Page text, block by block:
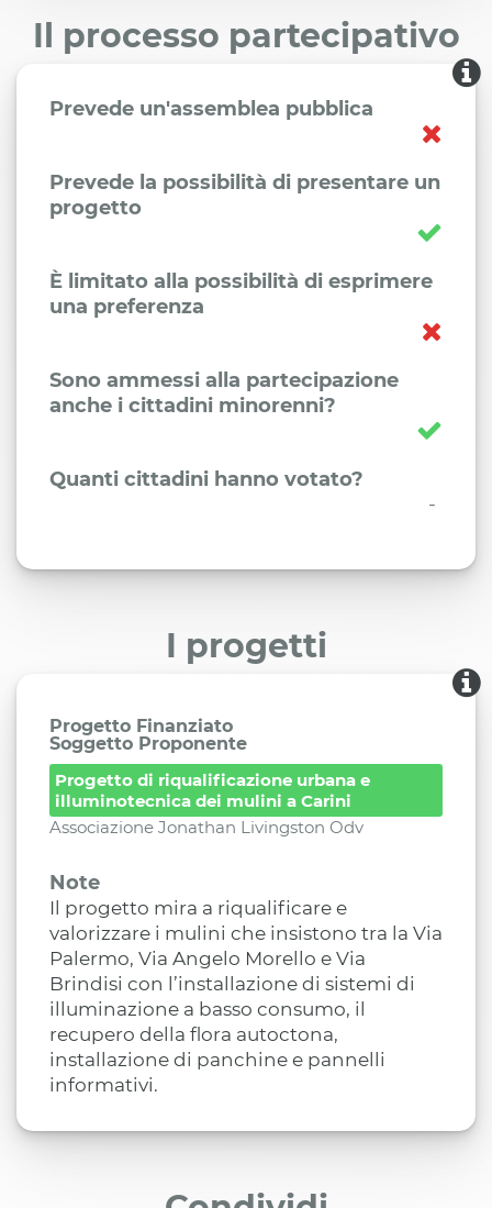
Il processo partecipativo
Prevede un'assemblea pubblica
Prevede la possibilità di presentare un
progetto
È limitato alla possibilità di esprimere
una preferenza
Sono ammessi alla partecipazione
anche i cittadini minorenni?
Quanti cittadini hanno votato?
-
I progetti
Progetto Finanziato
Soggetto Proponente
Progetto di riqualificazione urbana e
illuminotecnica dei mulini a Carini
Associazione Jonathan Livingston Odv
Note
Il progetto mira a riqualificare e
valorizzare i mulini che insistono tra la Via
Palermo, Via Angelo Morello e Via
Brindisi con l’installazione di sistemi di
illuminazione a basso consumo, il
recupero della flora autoctona,
installazione di panchine e pannelli
informativi.